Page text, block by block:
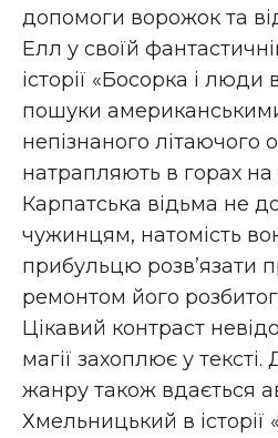
допомоги ворожок та
Елл у своїй
історії «Босорка і
пошуки
непізнаного літаючого
натрапляють в горах на
Карпатська відьма не
чужинцям, натомість
прибульцю розв’язати
ремонтом його
Цікавий контраст
магії захоплює у
жанру також вдається
Хмельницький в історії